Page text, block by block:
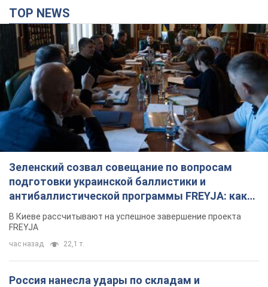
TOP NEWS
Зеленский созвал совещание по вопросам
подготовки украинской баллистики и
антибаллистической программы FREYJA: какие
решения готовятся
В Киеве рассчитывают на успешное завершение проекта
FREYJA
час назад 22,1 т.
Россия нанесла удары по складам и